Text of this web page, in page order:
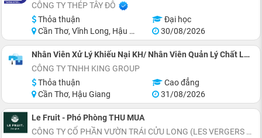
CÔNG TY THÉP TÂY ĐÔ
Thỏa thuận
Đại học
Cần Thơ, Vĩnh Long, Hậu Giang, Long An, Miền Nam
30/08/2026
Nhân Viên Xử Lý Khiếu Nại KH/ Nhân Viên Quản Lý Chất Lượng
CÔNG TY TNHH KING GROUP
Thỏa thuận
Cao đẳng
Cần Thơ, Hậu Giang
31/08/2026
Le Fruit - Phó Phòng THU MUA
CÔNG TY CỔ PHẦN VƯỜN TRÁI CỬU LONG (LES VERGERS DU MÉKONG)